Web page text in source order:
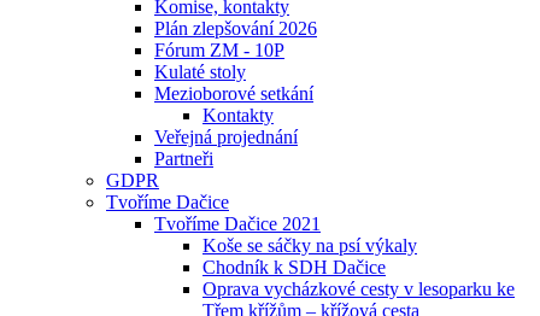
Komise, kontakty
Plán zlepšování 2026
Fórum ZM - 10P
Kulaté stoly
Mezioborové setkání
Kontakty
Veřejná projednání
Partneři
GDPR
Tvoříme Dačice
Tvoříme Dačice 2021
Koše se sáčky na psí výkaly
Chodník k SDH Dačice
Oprava vycházkové cesty v lesoparku ke
Třem křížům – křížová cesta